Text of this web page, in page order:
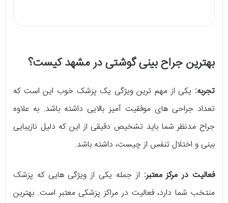
بهترین جراح بینی گوشتی در مشهد کیست؟
تجربه: یکی از مهم ترین ویژگی یک پزشک خوب این است که
تعداد جراحی های موفقیت آمیز بالایی داشته باشد. به علاوه
جراح مدنظر شما باید تشخیص دقیقی از این که دلیل نازیبایی
بینی و اختلال تنفس از چیست، داشته باشد.
فعالیت در مرکز معتبر: از جمله یکی از ویژگی هایی که پزشک
منتخب شما دارد، فعالیت در مراکز پزشکی معتبر است. بهترین